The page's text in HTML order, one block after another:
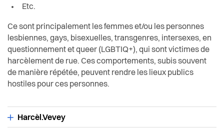
Travail
Vie de quartier
Seniors
Etc.
Ce sont principalement les femmes et/ou les personnes
lesbiennes, gays, bisexuelles, transgenres, intersexes, en
questionnement et queer (LGBTIQ+), qui sont victimes de
harcèlement de rue. Ces comportements, subis souvent
de manière répétée, peuvent rendre les lieux publics
hostiles pour ces personnes.
Harcèl.Vevey